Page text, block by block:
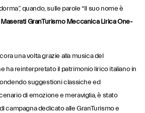
quando, sulle parole “Il suo nome è
Maserati GranTurismo Meccanica Lirica One-
una volta grazie alla musica del
ha reinterpretato il patrimonio lirico italiano in
suggestioni classiche ed
di emozione e meraviglia, è stato
campagna dedicato alle GranTurismo e